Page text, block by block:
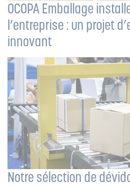
OCOPA Emballage
l’entreprise : un projet
innovant
Notre sélection de